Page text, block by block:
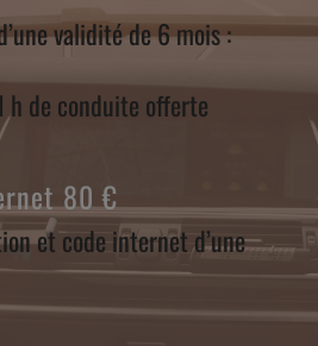
validité de 6 mois :
h de conduite offerte
80 €
et code internet d’une